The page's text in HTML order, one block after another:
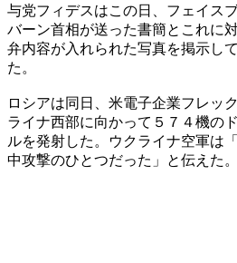
与党フィデスはこの日、フェイス
バーン首相が送った書簡とこれに
弁内容が入れられた写真を掲示し
た。
ロシアは同日、米電子企業フレッ
ライナ西部に向かって５７４機の
ルを発射した。ウクライナ空軍は
中攻撃のひとつだった」と伝えた。